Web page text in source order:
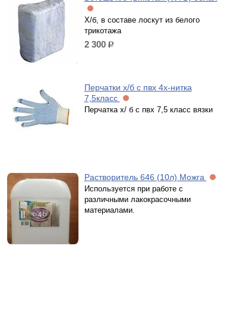
Х/б, в составе лоскут из белого
трикотажа
2 300 р.
Перчатки х/б с пвх 4х-нитка
7,5класс
Перчатка х/ б с пвх 7,5 класс вязки
Растворитель 646 (10л) Можга
Используется при работе с
различными лакокрасочными
материалами.